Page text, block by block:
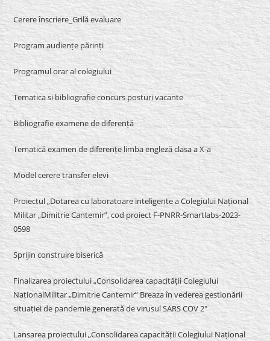
Cerere înscriere_Grilă evaluare
Program audiențe părinți
Programul orar al colegiului
Tematica si bibliografie concurs posturi vacante
Bibliografie examene de diferență
Tematică examen de diferențe limba engleză clasa a X-a
Model cerere transfer elevi
Proiectul „Dotarea cu laboratoare inteligente a Colegiului Național
Militar „Dimitrie Cantemir”, cod proiect F-PNRR-Smartlabs-2023-
0598
Sprijin construire biserică
Finalizarea proiectului „Consolidarea capacității Colegiului
NaționalMilitar „Dimitrie Cantemir” Breaza în vederea gestionării
situației de pandemie generată de virusul SARS COV 2″
Lansarea proiectului „Consolidarea capacității Colegiului Național